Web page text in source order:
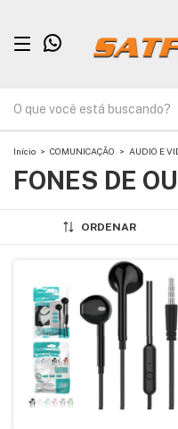
Início > COMUNICAÇÃO > AUDIO E
FONES DE
ORDENAR